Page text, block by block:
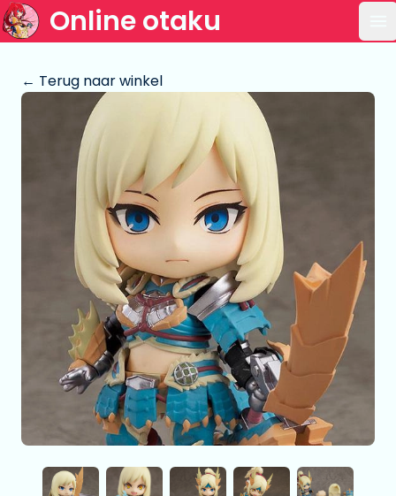
Online otaku
← Terug naar winkel